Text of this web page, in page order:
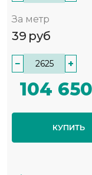
За метр
39 руб
− +
104 650
КУПИТЬ